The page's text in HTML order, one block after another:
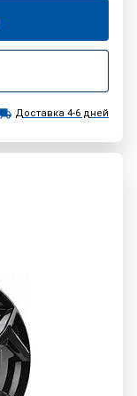
Доставка 4-6 дней